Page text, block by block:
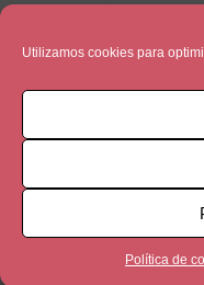
Utilizamos cookies para
Política de